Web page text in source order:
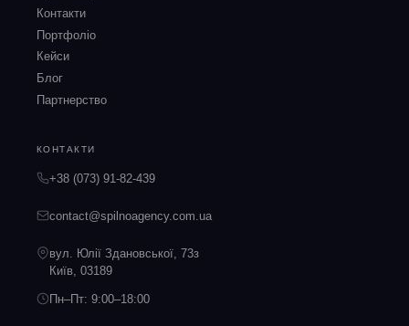
Контакти
Портфоліо
Кейси
Блог
Партнерство
КОНТАКТИ
+38 (073) 91-82-439
contact@spilnoagency.com.ua
вул. Юлії Здановської, 73з
Київ, 03189
Пн–Пт: 9:00–18:00